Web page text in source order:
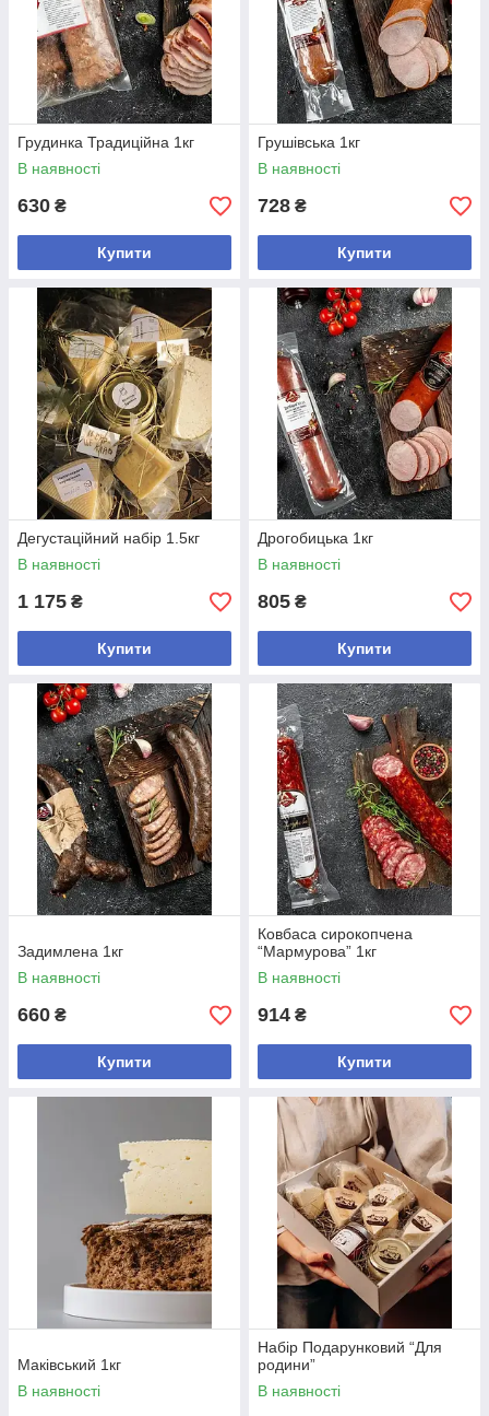
Грудинка Традиційна 1кг
В наявності
630 ₴
Купити
Грушівська 1кг
В наявності
728 ₴
Купити
Дегустаційний набір 1.5кг
В наявності
1 175 ₴
Купити
Дрогобицька 1кг
В наявності
805 ₴
Купити
Задимлена 1кг
В наявності
660 ₴
Купити
Ковбаса сирокопчена
“Мармурова” 1кг
В наявності
914 ₴
Купити
Маківський 1кг
В наявності
Набір Подарунковий “Для
родини”
В наявності